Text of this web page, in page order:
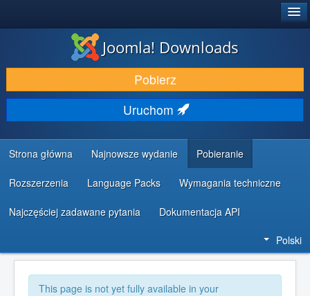
DODATKI I ROZSZERZENIA
ODKRYJ & POZNAJ
SPOŁECZNOŚĆ & WSPARCIE
ZASOBY DLA PROGRAMISTÓW
Joomla! Downloads
Pobierz
Uruchom
Strona główna Najnowsze wydanie Pobieranie
Rozszerzenia Language Packs Wymagania techniczne
Najczęściej zadawane pytania Dokumentacja API
Polski
This page is not yet fully available in your